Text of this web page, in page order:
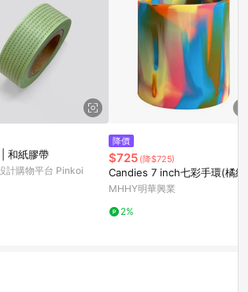
點數紅包之適用商品與使用條件請依點數
和紙膠帶
計購物平台 Pinkoi
降價
$725 (降$725)
Candies 7 inch七彩手環(橘紅)
MHHY明華興業
2%